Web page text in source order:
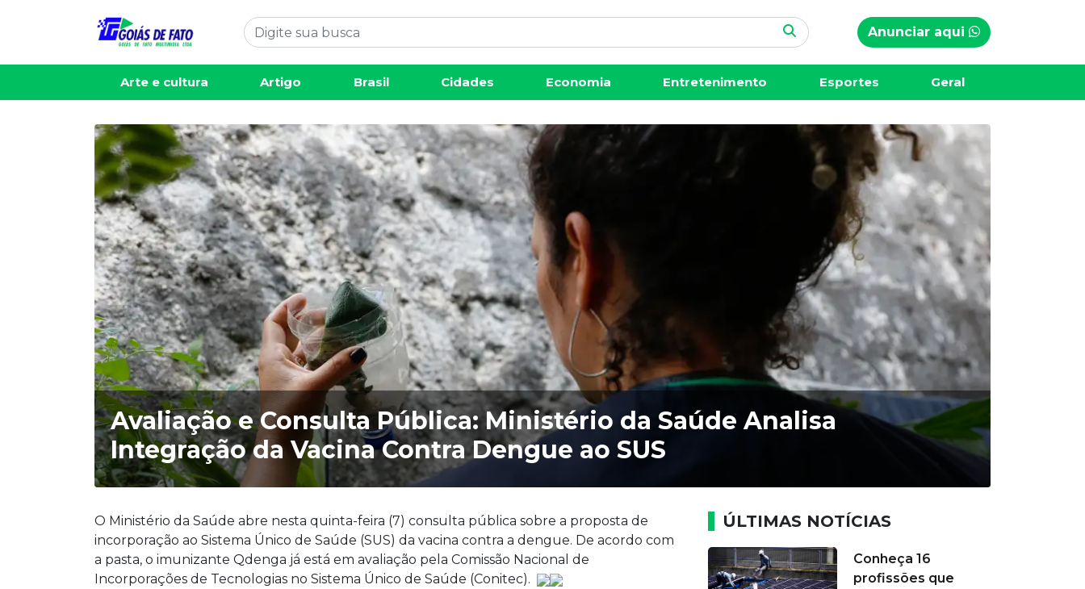
Anunciar aqui
Arte e cultura Artigo Brasil Cidades Economia Entretenimento Esportes Geral
Avaliação e Consulta Pública: Ministério da Saúde Analisa
Integração da Vacina Contra Dengue ao SUS
O Ministério da Saúde abre nesta quinta-feira (7) consulta pública sobre a proposta de
incorporação ao Sistema Único de Saúde (SUS) da vacina contra a dengue. De acordo com
a pasta, o imunizante Qdenga já está em avaliação pela Comissão Nacional de
Incorporações de Tecnologias no Sistema Único de Saúde (Conitec).
ÚLTIMAS NOTÍCIAS
Conheça 16
profissões que